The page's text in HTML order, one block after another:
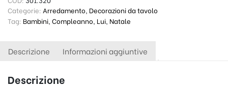
Categorie: Arredamento, Decorazioni da tavolo
Tag: Bambini Compleanno Lui Natale
Descrizione Informazioni aggiuntive
Descrizione